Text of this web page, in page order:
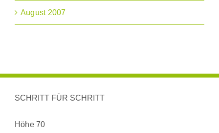
August 2007
SCHRITT FÜR SCHRITT
Höhe 70